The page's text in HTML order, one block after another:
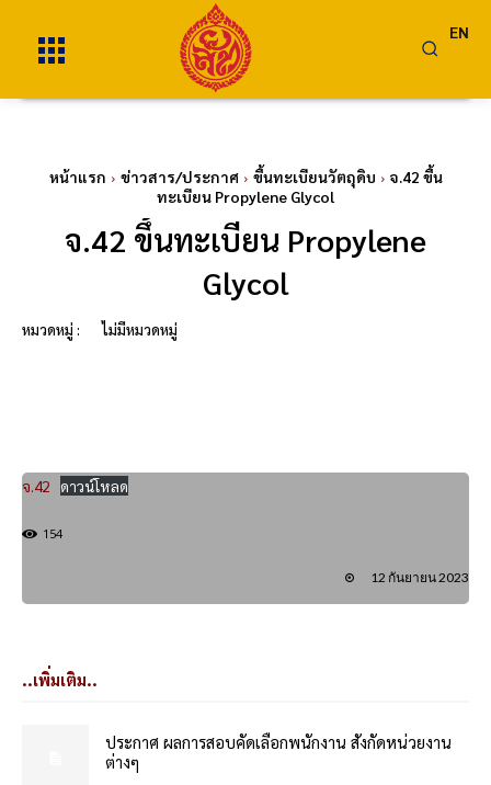
EN
หน้าแรก ข่าวสาร/ประกาศ ขึ้นทะเบียนวัตถุดิบ
จ.42 ขึ้น
ทะเบียน Propylene Glycol
จ.42 ขึ้นทะเบียน Propylene
Glycol
หมวดหมู่ : ไม่มีหมวดหมู่
จ.42 ดาวน์โหลด
154
12 กันยายน 2023
..เพิ่มเติม..
ประกาศ ผลการสอบคัดเลือกพนักงาน สังกัดหน่วยงาน
ต่างๆ